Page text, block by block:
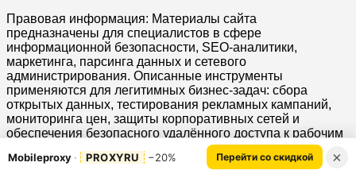
Правовая информация: Материалы сайта
предназначены для специалистов в сфере
информационной безопасности, SEO-аналитики,
маркетинга, парсинга данных и сетевого
администрирования. Описанные инструменты
применяются для легитимных бизнес-задач: сбора
открытых данных, тестирования рекламных кампаний,
мониторинга цен, защиты корпоративных сетей и
обеспечения безопасного удалённого доступа к рабочим
ресурсам. Администрация ресурса не несёт
ответственности за действия третьих лиц. Пользователь
Mobileproxy PROXYRU −20% Перейти со скидкой ×